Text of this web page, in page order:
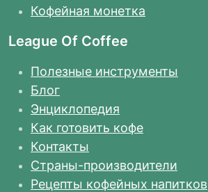
Кофейная монетка
League Of Coffee
Полезные инструменты
Блог
Энциклопедия
Как готовить кофе
Контакты
Страны-производители
Рецепты кофейных напитков